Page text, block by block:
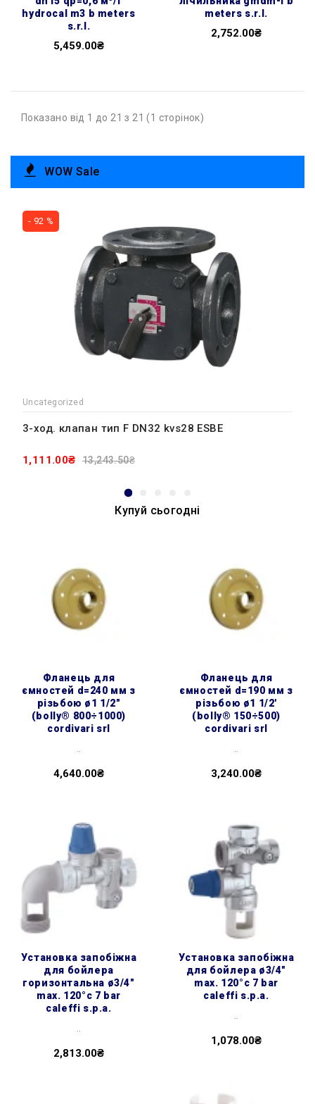
hydrocal m3 b meters
s.r.l.
5,459.00₴
meters s.r.l.
2,752.00₴
Показано від 1 до 21 з 21 (1 сторінок)
WOW Sale
- 92 %
Uncategorized
3-ход. клапан тип F DN32 kvs28 ESBE
1,111.00₴ 13,243.50₴
Купуй сьогодні
фланець для
ємностей d=240 мм з
різьбою ø1 1/2″
(bolly® 800÷1000)
cordivari srl
4,640.00₴
фланець для
ємностей d=190 мм з
різьбою ø1 1/2'
(bolly® 150÷500)
cordivari srl
3,240.00₴
установка запобіжна
для бойлера
горизонтальна ø3/4″
max. 120°c 7 bar
caleffi s.p.a.
2,813.00₴
установка запобіжна
для бойлера ø3/4″
max. 120°c 7 bar
caleffi s.p.a.
1,078.00₴